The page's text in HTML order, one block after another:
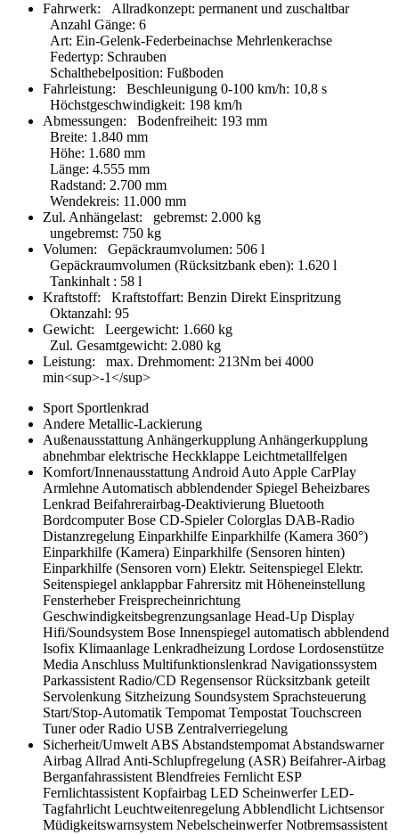
Fahrwerk:
Allradkonzept: permanent und zuschaltbar
Anzahl Gänge: 6
Art: Ein-Gelenk-Federbeinachse Mehrlenkerachse
Federtyp: Schrauben
Schalthebelposition: Fußboden
Fahrleistung:
Beschleunigung 0-100 km/h: 10,8 s
Höchstgeschwindigkeit: 198 km/h
Abmessungen:
Bodenfreiheit: 193 mm
Breite: 1.840 mm
Höhe: 1.680 mm
Länge: 4.555 mm
Radstand: 2.700 mm
Wendekreis: 11.000 mm
Zul. Anhängelast:
gebremst: 2.000 kg
ungebremst: 750 kg
Volumen:
Gepäckraumvolumen: 506 l
Gepäckraumvolumen (Rücksitzbank eben): 1.620 l
Tankinhalt : 58 l
Kraftstoff:
Kraftstoffart: Benzin Direkt Einspritzung
Oktanzahl: 95
Gewicht:
Leergewicht: 1.660 kg
Zul. Gesamtgewicht: 2.080 kg
Leistung:
max. Drehmoment: 213Nm bei 4000
min<sup>-1</sup>
Sport Sportlenkrad
Andere Metallic-Lackierung
Außenausstattung Anhängerkupplung Anhängerkupplung
abnehmbarelektrische Heckklappe Leichtmetallfelgen
Komfort/Innenausstattung Android Auto Apple CarPlay
Armlehne Automatisch abblendender Spiegel Beheizbares
Lenkrad Beifahrerairbag-Deaktivierung Bluetooth
BordcomputerBose CD-SpielerColorglas DAB-Radio
Distanzregelung Einparkhilfe Einparkhilfe (Kamera 360°)
Einparkhilfe (Kamera) Einparkhilfe (Sensoren hinten)
Einparkhilfe (Sensoren vorn) Elektr. Seitenspiegel Elektr.
Seitenspiegel anklappbarFahrersitz mit Höheneinstellung
FensterheberFreisprecheinrichtung
Geschwindigkeitsbegrenzungsanlage Head-Up Display
Hifi/Soundsystem Bose Innenspiegel automatisch abblendend
Isofix Klimaanlage Lenkradheizung Lordose Lordosenstütze
Media Anschluss Multifunktionslenkrad Navigationssystem
Parkassistent Radio/CD RegensensorRücksitzbank geteilt
Servolenkung Sitzheizung Soundsystem Sprachsteuerung
Start/Stop-Automatik Tempomat Tempostat Touchscreen
Tuner oder Radio USB Zentralverriegelung
Sicherheit/Umwelt ABS Abstandstempomat Abstandswarner
Airbag Allrad Anti-Schlupfregelung (ASR) Beifahrer-Airbag
Berganfahrassistent Blendfreies Fernlicht ESP
Fernlichtassistent Kopfairbag LED ScheinwerferLED-
Tagfahrlicht Leuchtweitenregelung Abblendlicht Lichtsensor
Müdigkeitswarnsystem NebelscheinwerferNotbremsassistent